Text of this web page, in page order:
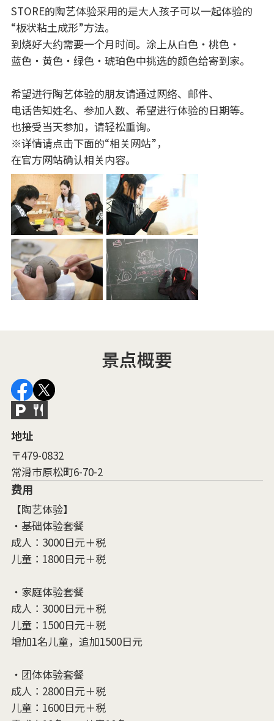
STORE的陶艺体验采用的是大人孩子可以一起体验的
“板状粘土成形”方法。
到烧好大约需要一个月时间。涂上从白色・桃色・
蓝色・黄色・绿色・琥珀色中挑选的颜色给寄到家。
希望进行陶艺体验的朋友请通过网络、邮件、
电话告知姓名、参加人数、希望进行体验的日期等。
也接受当天参加，请轻松垂询。
※详情请点击下面的“相关网站”，
在官方网站确认相关内容。
景点概要
地址
〒479-0832
常滑市原松町6-70-2
费用
【陶艺体验】
・基础体验套餐
成人：3000日元＋税
儿童：1800日元＋税
・家庭体验套餐
成人：3000日元＋税
儿童：1500日元＋税
增加1名儿童，追加1500日元
・团体体验套餐
成人：2800日元＋税
儿童：1600日元＋税